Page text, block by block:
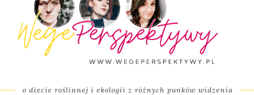
o diecie roślinnej i ekologii z różnych punków widzenia